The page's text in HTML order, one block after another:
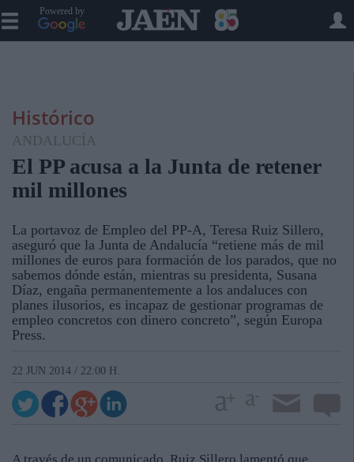
Powered by
Histórico
ANDALUCÍA
El PP acusa a la Junta de retener
mil millones
La portavoz de Empleo del PP-A, Teresa Ruiz Sillero,
aseguró que la Junta de Andalucía “retiene más de mil
millones de euros para formación de los parados, que no
sabemos dónde están, mientras su presidenta, Susana
Díaz, engaña permanentemente a los andaluces con
planes ilusorios, es incapaz de gestionar programas de
empleo concretos con dinero concreto”, según Europa
Press.
22 JUN 2014 / 22:00 H.